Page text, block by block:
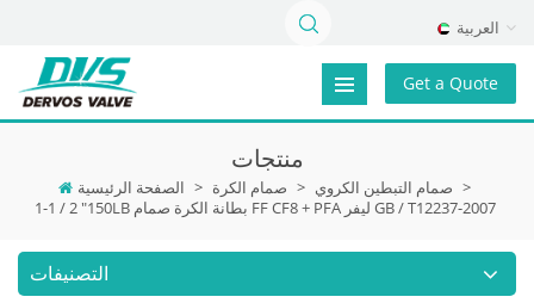
العربية
Get a Quote
منتجات
الصفحة الرئيسية > صمام الكرة > صمام التبطين الكروي >
1-1 / 2 "150LB بطانة الكرة صمام FF CF8 + PFA ليفر GB / T12237-2007
التصنيفات